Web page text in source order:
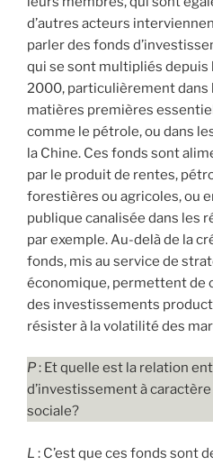
d’autres acteurs
parler des fonds
qui se sont multipliés depuis
2000, particulièrement dans
matières premières
comme le pétrole, ou dans
la Chine. Ces fonds sont
par le produit de rentes,
forestières ou agricoles, ou
publique canalisée dans les
par exemple. Au-delà de la
fonds, mis au service de
économique, permettent de
des investissements
résister à la volatilité des
P: Et quelle est la relation
d’investissement à
sociale?
L : C’est que ces fonds sont